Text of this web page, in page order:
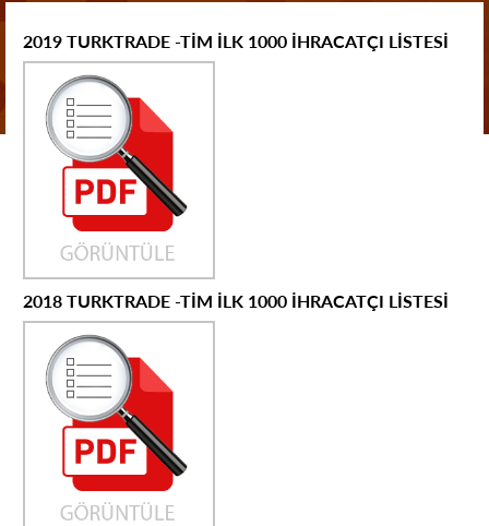
2019 TURKTRADE -TİM İLK 1000 İHRACATÇI LİSTESİ
2018 TURKTRADE -TİM İLK 1000 İHRACATÇI LİSTESİ